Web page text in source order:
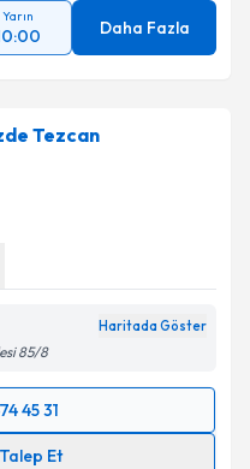
Yarın
Daha Fazla
Tezcan
Haritada Göster
85/8
45 31
Et